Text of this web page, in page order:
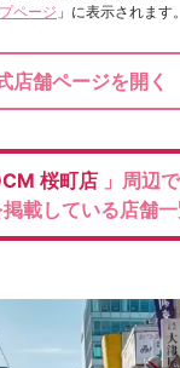
ページ 」に表示されます。
店舗ページを開く
桜町店 」周辺で
載している店舗一